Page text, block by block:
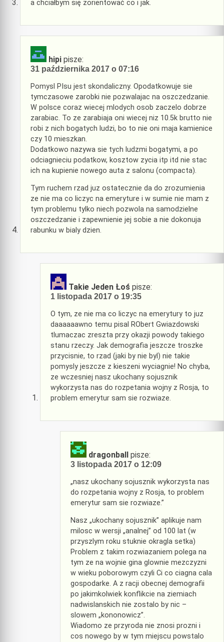
a chciałbym się zorientować co i jak.
hipi pisze:
31 października 2017 o 07:16
Pomysl PIsu jest skondaliczny. Opodatkowuje sie
tymczasowe zarobki nie pozwalajac na oszczedzanie.
W polsce coraz wiecej mlodych osob zaczelo dobrze
zarabiac. To ze zarabiaja oni wiecej niz 10.5k brutto nie
robi z nich bogatych ludzi, bo to nie oni maja kamienice
czy 10 mieszkan.
Dodatkowo nazywa sie tych ludzmi bogatymi, a po
odciagnieciu podatkow, kosztow zycia itp itd nie stac
ich na kupienie nowego auta z salonu (compacta).
Tym ruchem rzad juz ostatecznie da do zrozumienia
ze nie ma co liczyc na emeryture i w sumie nie mam z
tym problemu tylko niech pozwola na samodzielne
oszczedzanie i zapewnienie jej sobie a nie dokonuja
rabunku w bialy dzien.
Takie Jeden Łoś pisze:
1 listopada 2017 o 19:35
O tym, ze nie ma co liczyc na emerytury to juz
daaaaaawno temu pisal RObert Gwiazdowski
tlumaczac zreszta przy okazji powody takiego
stanu rzeczy. Jak demografia jeszcze troszke
przycisnie, to rzad (jaki by nie byl) nie takie
pomysly jeszcze z kieszeni wyciagnie! No chyba,
ze wczesniej nasz ukochany sojusznik
wykorzysta nas do rozpetania wojny z Rosja, to
problem emerytur sam sie rozwiaze.
dragonball pisze:
3 listopada 2017 o 12:09
„nasz ukochany sojusznik wykorzysta nas
do rozpetania wojny z Rosja, to problem
emerytur sam sie rozwiaze.”
Nasz „ukochany sojusznik” aplikuje nam
milosc w wersji „analnej” od 100 lat (w
przyszlym roku stuknie okragla setka)
Problem z takim rozwiazaniem polega na
tym ze na wojnie gina glownie mezczyzni
w wieku poborowym czyli Ci co ciagna cala
gospodarke. A z racji obecnej demografii
po jakimkolwiek konflikcie na ziemiach
nadwislanskich nie zostalo by nic –
slowem „kononowicz”.
Wiadomo ze przyroda nie znosi prozni i
cos nowego by w tym miejscu powstalo